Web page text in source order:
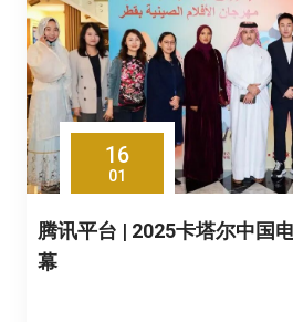
16
01
腾讯平台 | 2025卡塔尔中国
幕